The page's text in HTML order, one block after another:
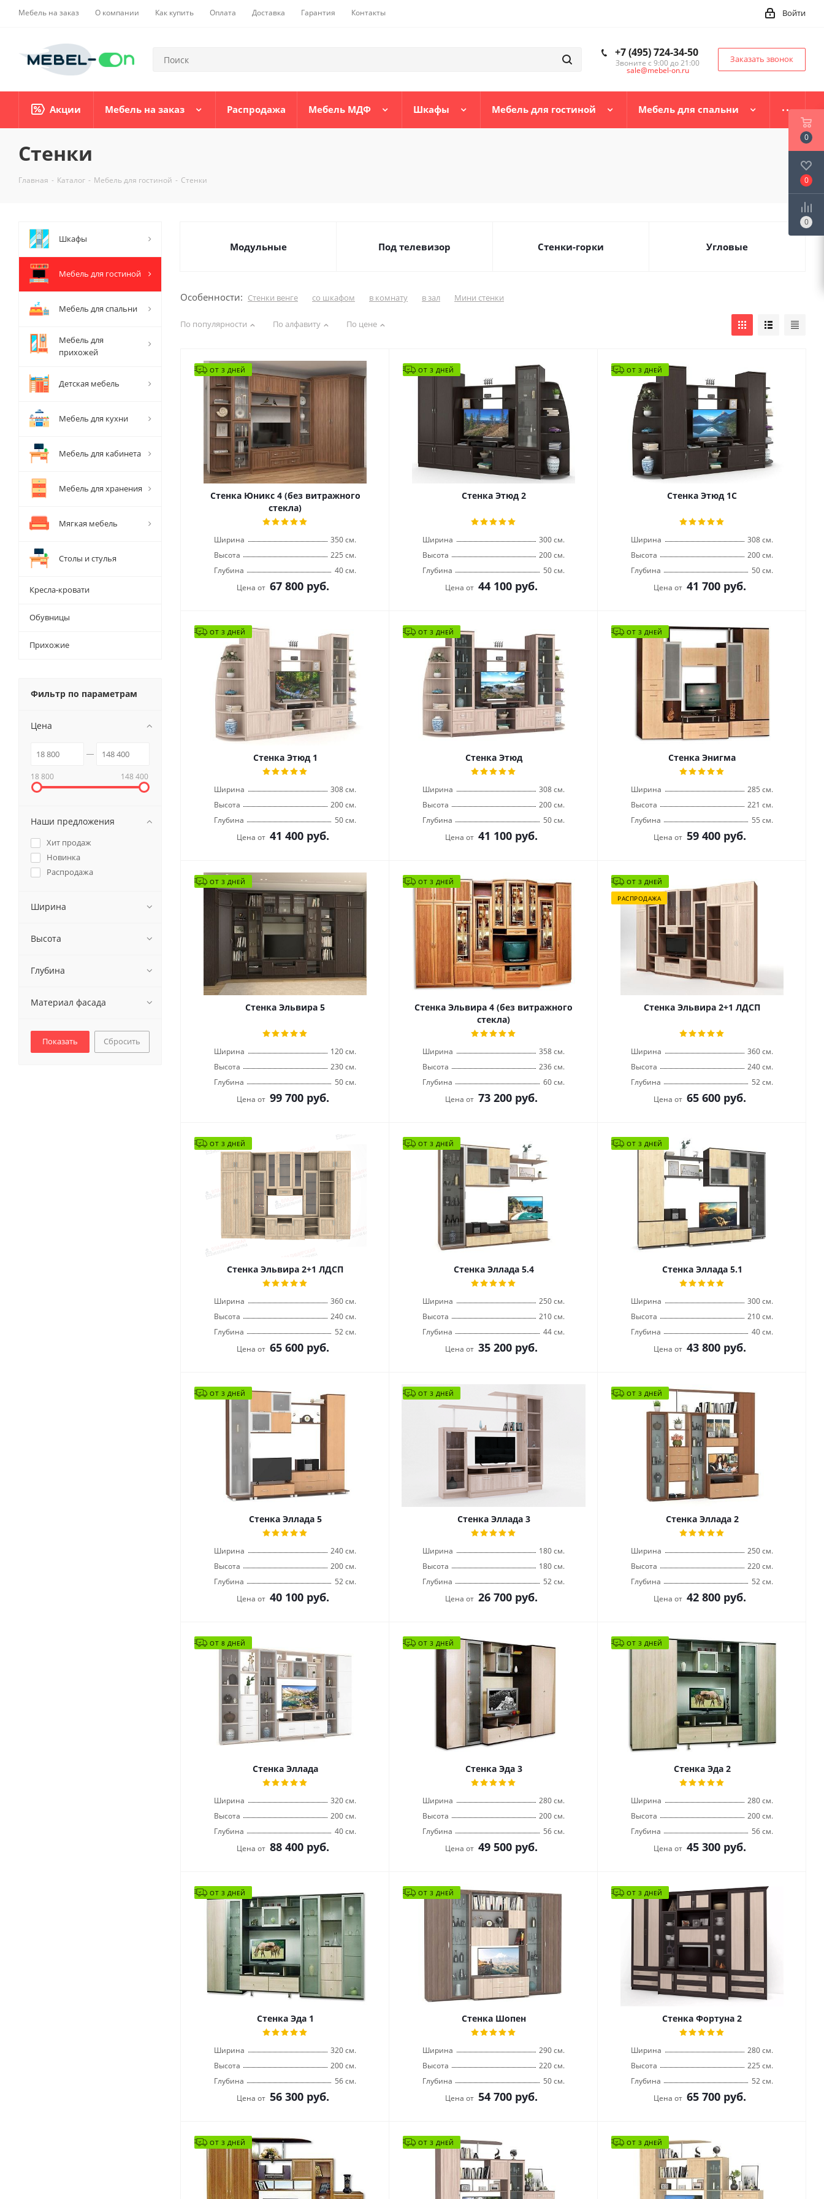
Мебель на заказ О компании Как купить Оплата Доставка Гарантия Контакты Войти
+7 (495) 724-34-50
Звоните с 9:00 до 21:00
sale@mebel-on.ru
Заказать звонок
Акции Мебель на заказ Распродажа Мебель МДФ Шкафы Мебель для гостиной Мебель для спальни
Стенки
Главная - Каталог - Мебель для гостиной - Стенки
Модульные Под телевизор Стенки-горки Угловые
Особенности: Стенки венге со шкафом в комнату в зал Мини стенки
По популярности По алфавиту По цене
ОТ 3 ДНЕЙ
Стенка Юникс 4 (без витражного
стекла)
Ширина
350 см.
Высота
225 см.
Глубина
40 см.
Цена от 67 800 руб.
ОТ 3 ДНЕЙ
Стенка Этюд 2
Ширина
300 см.
Высота
200 см.
Глубина
50 см.
Цена от 44 100 руб.
ОТ 3 ДНЕЙ
Стенка Этюд 1С
Ширина
308 см.
Высота
200 см.
Глубина
50 см.
Цена от 41 700 руб.
ОТ 3 ДНЕЙ
Стенка Этюд 1
Ширина
308 см.
Высота
200 см.
Глубина
50 см.
Цена от 41 400 руб.
ОТ 3 ДНЕЙ
Стенка Этюд
Ширина
308 см.
Высота
200 см.
Глубина
50 см.
Цена от 41 100 руб.
ОТ 3 ДНЕЙ
Стенка Энигма
Ширина
285 см.
Высота
221 см.
Глубина
55 см.
Цена от 59 400 руб.
ОТ 3 ДНЕЙ
Стенка Эльвира 5
Ширина
120 см.
Высота
230 см.
Глубина
50 см.
Цена от 99 700 руб.
ОТ 3 ДНЕЙ
Стенка Эльвира 4 (без витражного
стекла)
Ширина
358 см.
Высота
236 см.
Глубина
60 см.
Цена от 73 200 руб.
ОТ 3 ДНЕЙ
РАСПРОДАЖА
Стенка Эльвира 2+1 ЛДСП
Ширина
360 см.
Высота
240 см.
Глубина
52 см.
Цена от 65 600 руб.
ОТ 3 ДНЕЙ
Стенка Эльвира 2+1 ЛДСП
Ширина
360 см.
Высота
240 см.
Глубина
52 см.
Цена от 65 600 руб.
ОТ 3 ДНЕЙ
Стенка Эллада 5.4
Ширина
250 см.
Высота
210 см.
Глубина
44 см.
Цена от 35 200 руб.
ОТ 3 ДНЕЙ
Стенка Эллада 5.1
Ширина
300 см.
Высота
210 см.
Глубина
40 см.
Цена от 43 800 руб.
ОТ 3 ДНЕЙ
Стенка Эллада 5
Ширина
240 см.
Высота
200 см.
Глубина
52 см.
Цена от 40 100 руб.
ОТ 3 ДНЕЙ
Стенка Эллада 3
Ширина
180 см.
Высота
180 см.
Глубина
52 см.
Цена от 26 700 руб.
ОТ 3 ДНЕЙ
Стенка Эллада 2
Ширина
250 см.
Высота
220 см.
Глубина
52 см.
Цена от 42 800 руб.
ОТ 8 ДНЕЙ
Стенка Эллада
Ширина
320 см.
Высота
200 см.
Глубина
40 см.
Цена от 88 400 руб.
ОТ 3 ДНЕЙ
Стенка Эда 3
Ширина
280 см.
Высота
200 см.
Глубина
56 см.
Цена от 49 500 руб.
ОТ 3 ДНЕЙ
Стенка Эда 2
Ширина
280 см.
Высота
200 см.
Глубина
56 см.
Цена от 45 300 руб.
ОТ 3 ДНЕЙ
Стенка Эда 1
Ширина
320 см.
Высота
200 см.
Глубина
56 см.
Цена от 56 300 руб.
ОТ 3 ДНЕЙ
Стенка Шопен
Ширина
290 см.
Высота
220 см.
Глубина
50 см.
Цена от 54 700 руб.
ОТ 3 ДНЕЙ
Стенка Фортуна 2
Ширина
280 см.
Высота
225 см.
Глубина
52 см.
Цена от 65 700 руб.
ОТ 3 ДНЕЙ ОТ 3 ДНЕЙ ОТ 3 ДНЕЙ
Шкафы
Мебель для гостиной
Мебель для спальни
Мебель для
прихожей
Детская мебель
Мебель для кухни
Мебель для кабинета
Мебель для хранения
Мягкая мебель
Столы и стулья
Кресла-кровати
Обувницы
Прихожие
Фильтр по параметрам
Цена
18 800 148 400
Наши предложения
Хит продаж
Новинка
Распродажа
Ширина
Высота
Глубина
Материал фасада
Сбросить
0
0
0